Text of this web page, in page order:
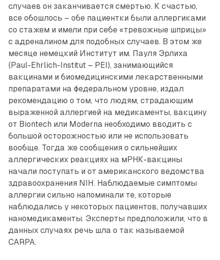
случаев он заканчивается смертью. К счастью,
все обошлось – обе пациентки были аллергиками
со стажем и имели при себе «тревожные шприцы»
с адреналином для подобных случаев. В этом же
месяце немецкий Институт им. Пауля Эрлиха
(Paul-Ehrlich-Institut – PEI), занимающийся
вакцинами и биомедицинскими лекарственными
препаратами на федеральном уровне, издал
рекомендацию о том, что людям, страдающим
выраженной аллергией на медикаменты, вакцину
от Biontech или Moderna необходимо вводить с
большой осторожностью или не использовать
вообще. Тогда же сообщения о сильнейших
аллергических реакциях на мРНК-вакцины
начали поступать и от американского ведомства
здравоохранения NIH. Наблюдаемые симптомы
аллергии сильно напоминали те, которые
наблюдались у некоторых пациентов, получавших
наномедикаменты. Эксперты предположили, что в
данных случаях речь шла о так называемой
CARPA.